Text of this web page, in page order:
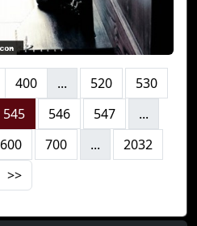
400 ... 520
530
545 546 547
...
600 700 ...
2032
>>